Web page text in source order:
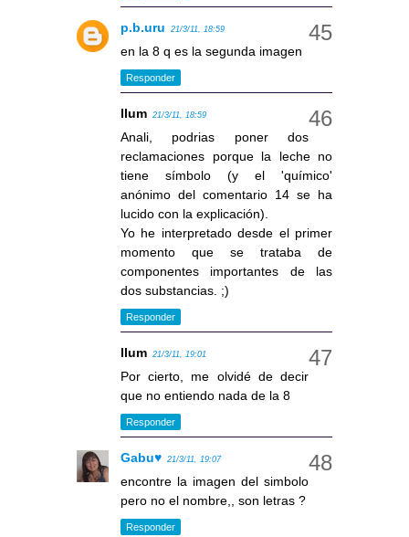
p.b.uru 21/3/11, 18:59
en la 8 q es la segunda imagen
Responder
llum 21/3/11, 18:59
Anali, podrias poner dos
reclamaciones porque la leche no
tiene símbolo (y el 'químico'
anónimo del comentario 14 se ha
lucido con la explicación).
Yo he interpretado desde el primer
momento que se trataba de
componentes importantes de las
dos substancias. ;)
Responder
llum 21/3/11, 19:01
Por cierto, me olvidé de decir
que no entiendo nada de la 8
Responder
Gabu♥ 21/3/11, 19:07
encontre la imagen del simbolo
pero no el nombre,, son letras ?
Responder